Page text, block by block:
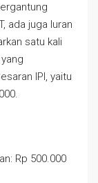
ada juga Iuran
satu kali
IPI, yaitu
Rp 500.000